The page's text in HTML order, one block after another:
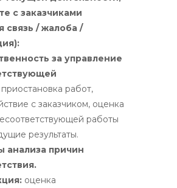
с заказчиками
связь / жалоба /
за управление
приостановка работ,
с заказчиком, оценка
работы
результаты.
анализа причин
оценка